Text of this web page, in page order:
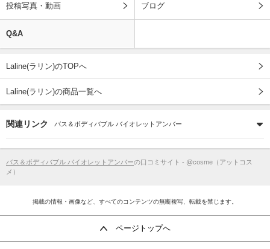
投稿写真・動画 ブログ
Q&A
Laline(ラリン)のTOPへ
Laline(ラリン)の商品一覧へ
関連リンク バス＆ボディバブル バイオレットアンバー
バス＆ボディバブル バイオレットアンバーの口コミサイト - @cosme（アットコス
メ）
掲載の情報・画像など、すべてのコンテンツの無断複写、転載を禁じます。
ページトップへ